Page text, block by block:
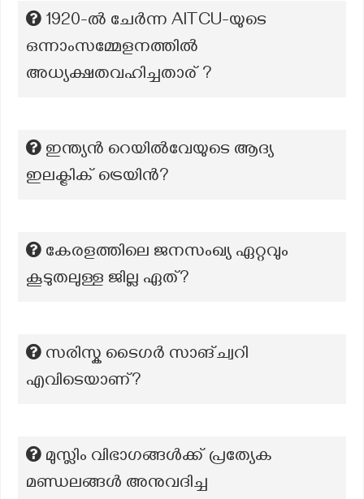
1920-ൽ ചേർന്ന AITCU-യുടെ
ഒന്നാംസമ്മേളനത്തിൽ
അധ്യക്ഷതവഹിച്ചതാര് ?
ഇന്ത്യൻ റെയിൽവേയുടെ ആദ്യ
ഇലക്ട്രിക് ട്രെയിൻ?
കേരളത്തിലെ ജനസംഖ്യ ഏറ്റവും
കൂടുതലുള്ള ജില്ല ഏത്?
സരിസ്ക ടൈഗർ സാങ്ച്വറി
എവിടെയാണ്?
മുസ്ലിം വിഭാഗങ്ങൾക്ക് പ്രത്യേക
മണ്ഡലങ്ങൾ അനുവദിച്ച